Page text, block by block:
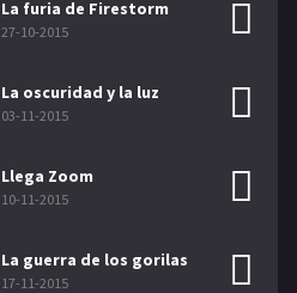
La furia de Firestorm
27-10-2015
La oscuridad y la luz
03-11-2015
Llega Zoom
10-11-2015
La guerra de los gorilas
17-11-2015